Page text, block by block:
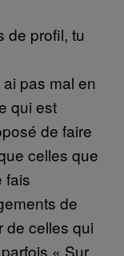
de profil, tu
ai pas mal en
qui est
de faire
celles que
fais
de
de celles qui
« Sur